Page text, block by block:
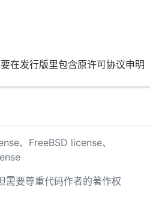
在发行版里包含原许可协议申明
、FreeBSD license、
需要尊重代码作者的著作权